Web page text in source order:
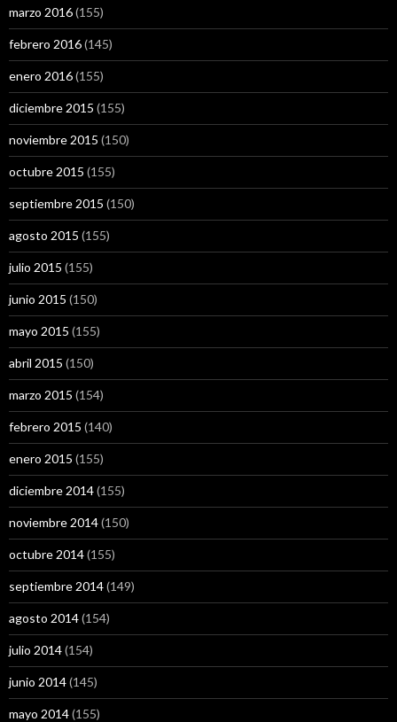
marzo 2016(155)
febrero 2016(145)
enero 2016(155)
diciembre 2015 (155)
noviembre 2015 (150)
octubre 2015 (155)
septiembre 2015 (150)
agosto 2015 (155)
julio 2015 (155)
junio 2015 (150)
mayo 2015 (155)
abril 2015 (150)
marzo 2015 (154)
febrero 2015 (140)
enero 2015 (155)
diciembre 2014(155)
noviembre 2014(150)
octubre 2014(155)
septiembre 2014(149)
agosto 2014(154)
julio 2014(154)
junio 2014(145)
mayo 2014(155)